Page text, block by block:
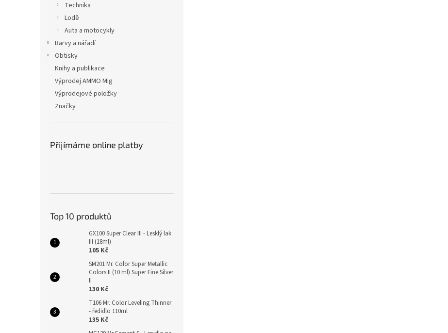
Technika
Lodě
Auta a motocykly
Barvy a nářadí
Obtisky
Knihy a publikace
Výprodej AMMO Mig
Výprodejové položky
Značky
Přijímáme online platby
Top 10 produktů
GX100 Super Clear III - Lesklý lak
III (18ml)
105 Kč
SM201 Mr. Color Super Metallic
Colors II (10 ml) Super Fine Silver
II
130 Kč
T106 Mr. Color Leveling Thinner
- ředidlo 110ml
135 Kč